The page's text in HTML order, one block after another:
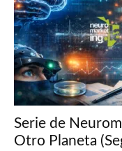
Serie de
Otro Planeta